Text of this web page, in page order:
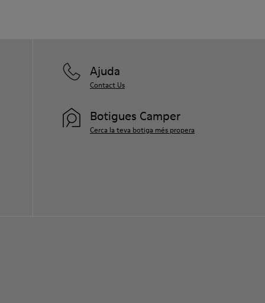
Ajuda
Contact Us
Botigues Camper
Cerca la teva botiga més propera